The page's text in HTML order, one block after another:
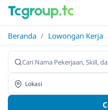
Beranda / Lowongan Kerja